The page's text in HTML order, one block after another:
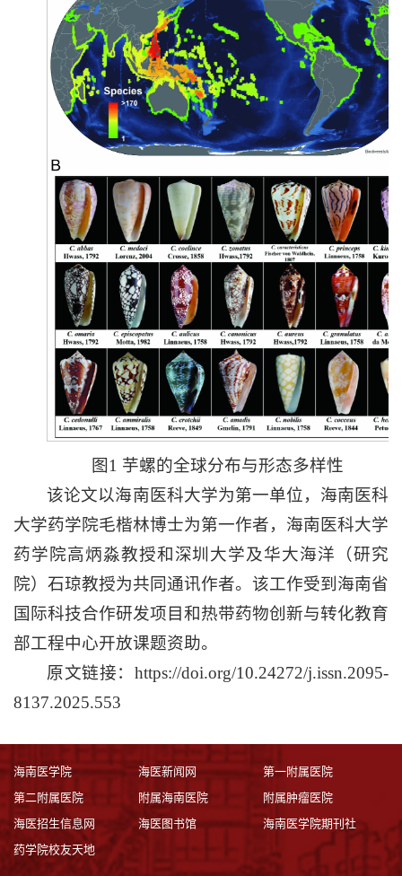
图1 芋螺的全球分布与形态多样性
该论文以海南医科大学为第一单位，海南医科
大学药学院毛楷林博士为第一作者，海南医科大学
药学院高炳淼教授和深圳大学及华大海洋（研究
院）石琼教授为共同通讯作者。该工作受到海南省
国际科技合作研发项目和热带药物创新与转化教育
部工程中心开放课题资助。
原文链接：https://doi.org/10.24272/j.issn.2095-
8137.2025.553
海南医学院 海医新闻网
第一附属医院
第二附属医院
附属海南医院
附属肿瘤医院
海医招生信息网
海医图书馆
海南医学院期刊社
药学院校友天地